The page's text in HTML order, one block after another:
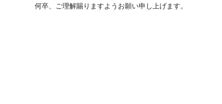
何卒、ご理解賜りますようお願い申し上げます。